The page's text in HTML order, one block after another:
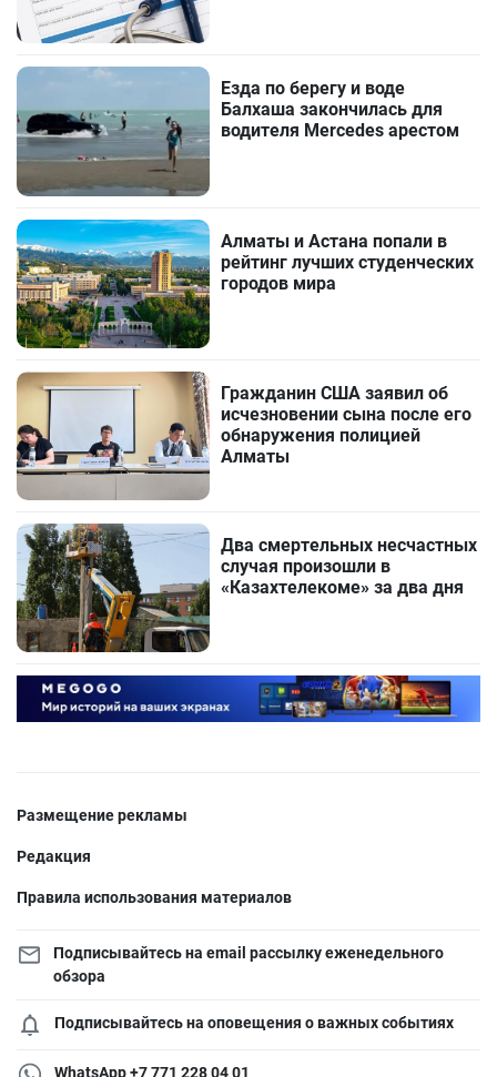
Езда по берегу и воде
Балхаша закончилась для
водителя Mercedes арестом
Алматы и Астана попали в
рейтинг лучших студенческих
городов мира
Гражданин США заявил об
исчезновении сына после его
обнаружения полицией
Алматы
Два смертельных несчастных
случая произошли в
«Казахтелекоме» за два дня
Размещение рекламы
Редакция
Правила использования материалов
Подписывайтесь на email рассылку еженедельного
обзора
Подписывайтесь на оповещения о важных событиях
WhatsApp +7 771 228 04 01